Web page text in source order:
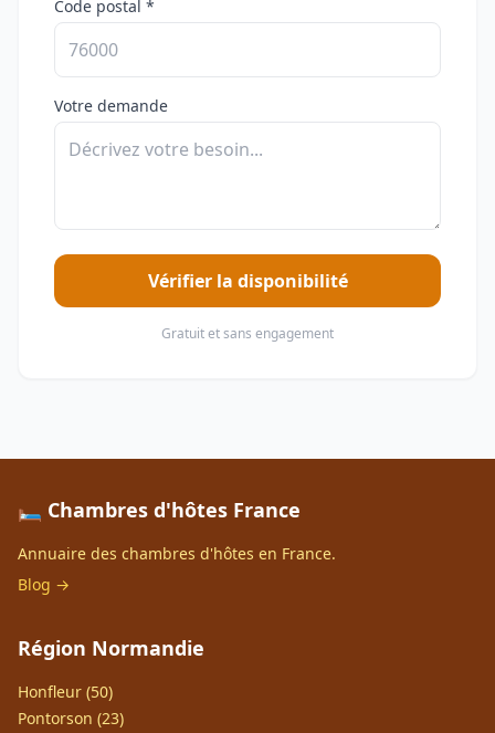
Code postal *
Votre demande
Vérifier la disponibilité
Gratuit et sans engagement
🛏️ Chambres d'hôtes France
Annuaire des chambres d'hôtes en France.
Blog →
Région Normandie
Honfleur (50)
Pontorson (23)